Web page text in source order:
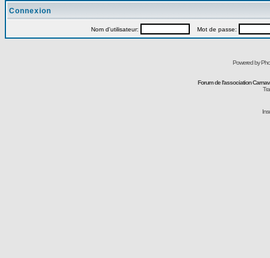
Connexion
Nom d'utilisateur: Mot de passe:
Powered by
Forum de l'association